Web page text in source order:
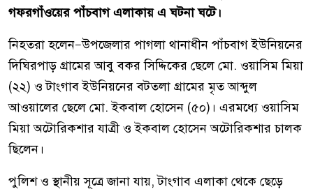
গফরগাঁওয়ের পাঁচবাগ এলাকায় এ ঘটনা ঘটে।
নিহতরা হলেন—উপজেলার পাগলা থানাধীন পাঁচবাগ ইউনিয়নের
দিঘিরপাড় গ্রামের আবু বকর সিদ্দিকের ছেলে মো. ওয়াসিম মিয়া
(২২) ও টাংগাব ইউনিয়নের বটতলা গ্রামের মৃত আব্দুল
আওয়ালের ছেলে মো. ইকবাল হোসেন (৫০)। এরমধ্যে ওয়াসিম
মিয়া অটোরিকশার যাত্রী ও ইকবাল হোসেন অটোরিকশার চালক
ছিলেন।
পুলিশ ও স্থানীয় সূত্রে জানা যায়, টাংগাব এলাকা থেকে ছেড়ে